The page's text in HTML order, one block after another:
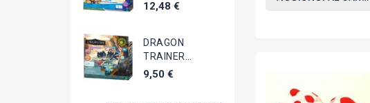
12,48 €
DRAGON
TRAINER
AQUABEADS Kit
9,50 €